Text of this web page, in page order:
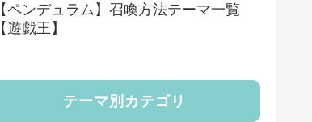
【ペンデュラム】召喚方法テーマ一覧
【遊戯王】
テーマ別カテゴリ